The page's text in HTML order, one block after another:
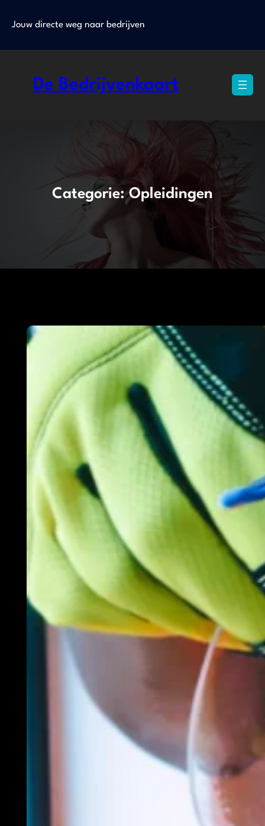
naarJouw directe weg naar bedrijven
De Bedrijvenkaart
Categorie:Opleidingen